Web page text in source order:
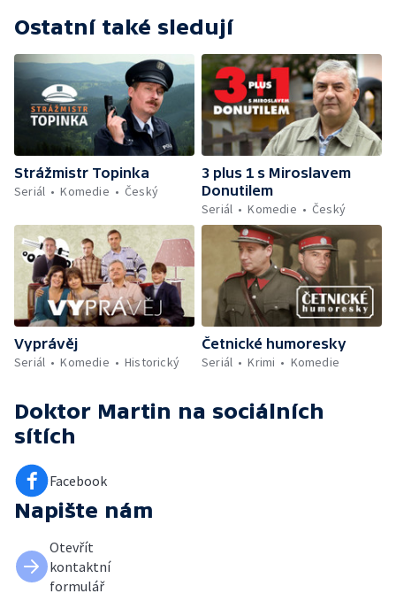
Ostatní také sledují
Strážmistr Topinka
Seriál
Komedie Český
3 plus 1 s Miroslavem
Donutilem
Seriál
Komedie Český
Vyprávěj
Seriál
Komedie Historický
Četnické humoresky
Seriál
Krimi Komedie
Doktor Martin na sociálních
sítích
Facebook
Napište nám
Otevřít
kontaktní
formulář